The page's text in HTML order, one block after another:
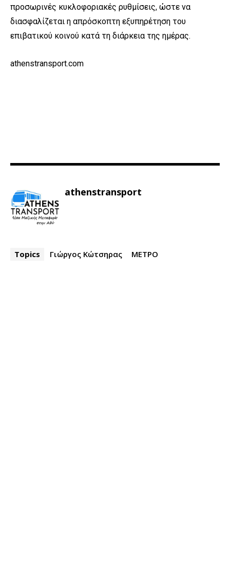
προσωρινές κυκλοφοριακές ρυθμίσεις, ώστε να
διασφαλίζεται η απρόσκοπτη εξυπηρέτηση του
επιβατικού κοινού κατά τη διάρκεια της ημέρας.
athenstransport.com
athenstransport
Topics Γιώργος Κώτσηρας ΜΕΤΡΟ